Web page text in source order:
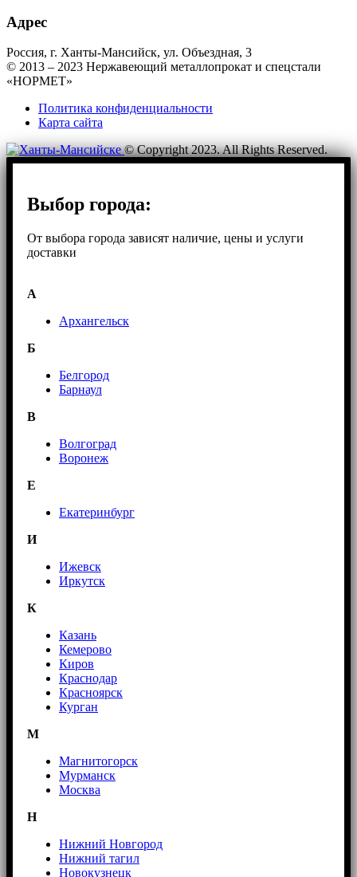
Адрес
Россия, г. Ханты-Мансийск, ул. Объездная, 3
© 2013 – 2023 Нержавеющий металлопрокат и спецстали
«НОРМЕТ»
Политика конфиденциальности
Карта сайта
© Copyright 2023. All Rights Reserved.
Выбор города:
От выбора города зависят наличие, цены и услуги
доставки
А
Архангельск
Б
Белгород
Барнаул
В
Волгоград
Воронеж
E
Екатеринбург
И
Ижевск
Иркутск
К
Казань
Кемерово
Киров
Краснодар
Красноярск
Курган
М
Магнитогорск
Мурманск
Москва
Н
Нижний Новгород
Нижний тагил
Новокузнецк